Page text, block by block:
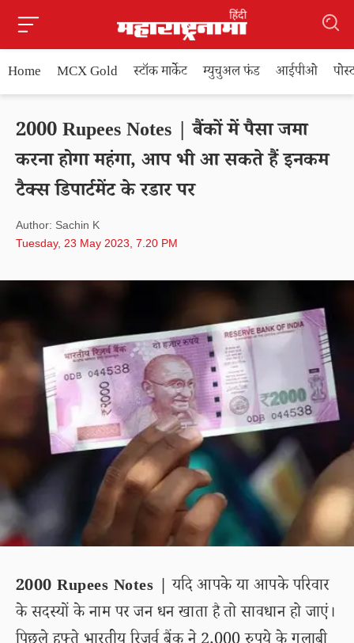
Home MCX Gold स्टॉक मार्केट म्युचुअल फंड आईपीओ
2000 Rupees Notes | बैंकों में पैसा जमा
करना होगा महंगा, आप भी आ सकते हैं इनकम
टैक्स डिपार्टमेंट के रडार पर
Author: Sachin K
Tuesday, 23 May 2023, 7.20 PM
2000 Rupees Notes | यदि आपके या आपके परिवार
के सदस्यों के नाम पर जन धन खाता है तो सावधान हो जाएं।